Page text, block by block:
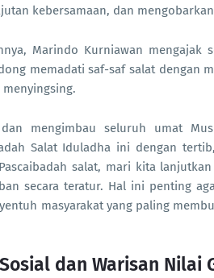
kebersamaan, dan
Marindo Kurniawan
memadati saf-saf salat dengan
dan mengimbau seluruh umat
Salat Iduladha ini dengan
salat, mari kita
secara teratur. Hal ini penting
masyarakat yang paling
dan Warisan Nilai